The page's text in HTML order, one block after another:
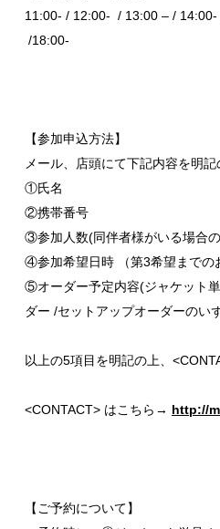
11:00- / 12:00- / 13:00 – /
/18:00-
【参加申込方法】
メール、店頭にて下記内容を明記
①氏名
②携帯番号
③参加人数(同伴者様がいる場合
④参加希望日時 （第3希望までの
⑤オーダー予定内容(ジャケット
ダー /セットアップオーダーのい
以上の5項目を明記の上、
<CONTACT> はこちら → http://
【ご予約について】